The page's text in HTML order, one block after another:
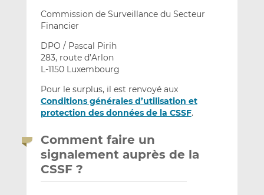
Commission de Surveillance du Secteur
Financier
DPO / Pascal Pirih
283, route d’Arlon
L-1150 Luxembourg
Pour le surplus, il est renvoyé aux
Conditions générales d’utilisation et
protection des données de la CSSF.
Comment faire un
signalement auprès de la
CSSF ?